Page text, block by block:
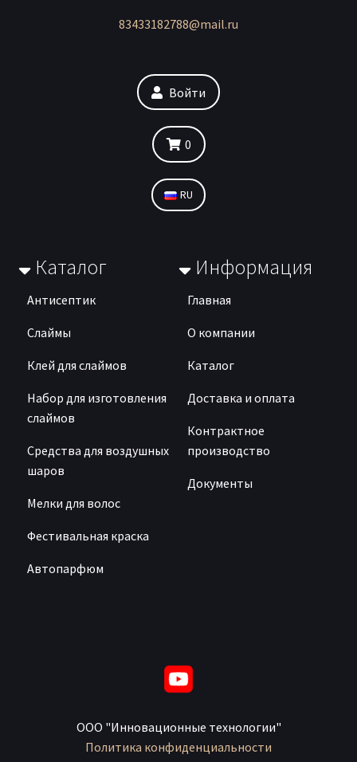
83433182788@mail.ru
Каталог
Антисептик
Слаймы
Клей для слаймов
Набор для изготовления
слаймов
Средства для воздушных
шаров
Мелки для волос
Фестивальная краска
Автопарфюм
Информация
Главная
О компании
Каталог
Доставка и оплата
Контрактное
производство
Документы
Войти
0
RU
ООО "Инновационные технологии"
Политика конфиденциальности